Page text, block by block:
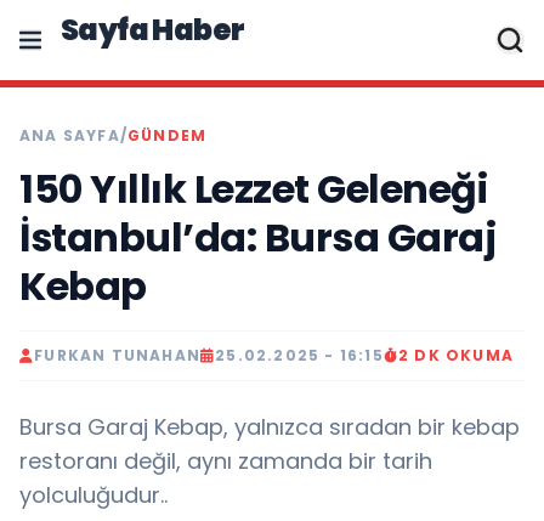
Sayfa Haber
ANA SAYFA/GÜNDEM
150 Yıllık Lezzet Geleneği
İstanbul’da: Bursa Garaj
Kebap
FURKAN TUNAHAN 25.02.2025 - 16:15 2 DK OKUMA
Bursa Garaj Kebap, yalnızca sıradan bir kebap
restoranı değil, aynı zamanda bir tarih
yolculuğudur..